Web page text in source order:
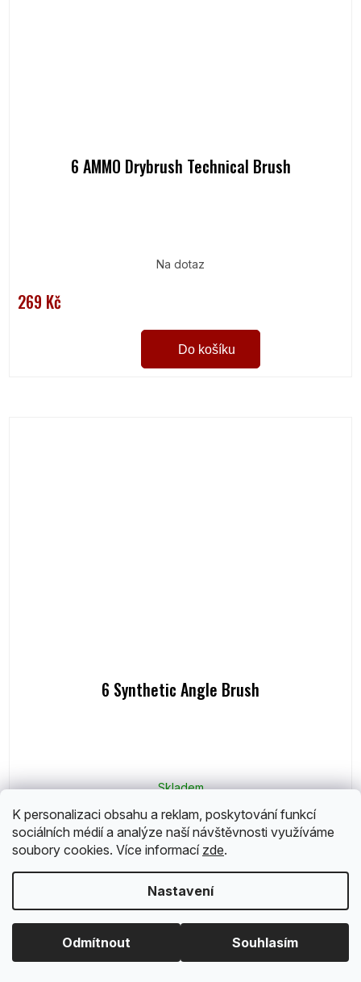
K personalizaci obsahu a reklam, poskytování funkcí
sociálních médií a analýze naší návštěvnosti využíváme
soubory cookies. Více informací zde.
Nastavení
Odmítnout Souhlasím
6 AMMO Drybrush Technical Brush
Na dotaz
269 Kč
Do košíku
6 Synthetic Angle Brush
Skladem
49 Kč
Do košíku